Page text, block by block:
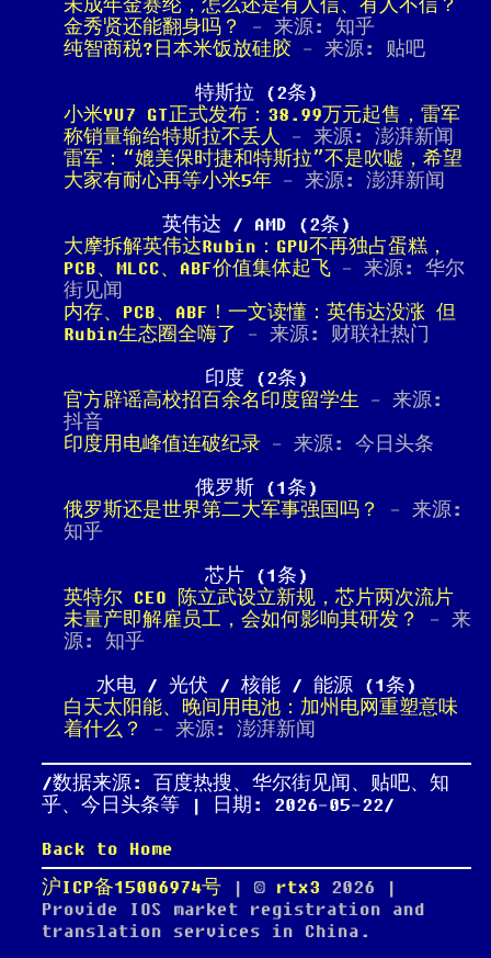
未成年金赛纶，怎么还是有人信、有人不信？
金秀贤还能翻身吗？
- 来源: 知乎
纯智商税?日本米饭放硅胶 - 来源: 贴吧
特斯拉 (2条)
小米YU7 GT正式发布：38.99万元起售，雷军
称销量输给特斯拉不丢人 - 来源: 澎湃新闻
雷军：“媲美保时捷和特斯拉”不是吹嘘，希望
大家有耐心再等小米5年 - 来源: 澎湃新闻
英伟达 / AMD (2条)
大摩拆解英伟达Rubin：GPU不再独占蛋糕，
PCB、MLCC、ABF价值集体起飞 - 来源: 华尔
街见闻
内存、PCB、ABF！一文读懂：英伟达没涨 但
Rubin生态圈全嗨了
- 来源: 财联社热门
印度 (2条)
官方辟谣高校招百余名印度留学生 - 来源:
抖音
印度用电峰值连破纪录 - 来源: 今日头条
俄罗斯 (1条)
俄罗斯还是世界第二大军事强国吗？
- 来源:
知乎
芯片 (1条)
英特尔 CEO 陈立武设立新规，芯片两次流片
未量产即解雇员工，会如何影响其研发？
- 来
源: 知乎
水电 / 光伏 / 核能 / 能源 (1条)
白天太阳能、晚间用电池：加州电网重塑意味
着什么？
- 来源: 澎湃新闻
数据来源: 百度热搜、华尔街见闻、贴吧、知
乎、今日头条等 | 日期: 2026-05-22
Back to Home
沪ICP备15006974号 | © rtx3 2026 |
Provide IOS market registration and
translation services in China.